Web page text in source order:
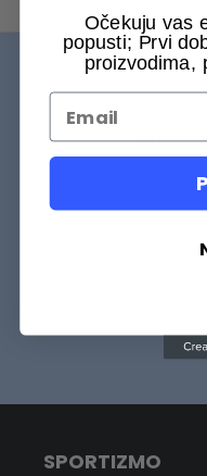
Budite među prvih
je
SPORTIZMO
Očekuju vas
popusti; Prvi
proizvodima,